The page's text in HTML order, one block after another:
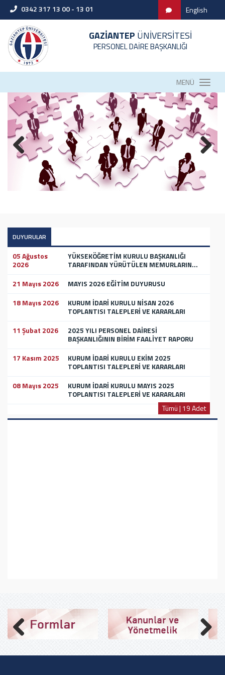
0342 317 13 00 - 13 01 English
GAZİANTEP ÜNİVERSİTESİ
PERSONEL DAİRE BAŞKANLIĞI
MENÜ
DUYURULAR
05 Ağustos
2026
YÜKSEKÖĞRETİM KURULU BAŞKANLIĞI
TARAFINDAN YÜRÜTÜLEN MEMURLARIN...
21 Mayıs 2026
MAYIS 2026 EĞİTİM DUYURUSU
18 Mayıs 2026
KURUM İDARİ KURULU NİSAN 2026
TOPLANTISI TALEPLERİ VE KARARLARI
11 Şubat 2026
2025 YILI PERSONEL DAİRESİ
BAŞKANLIĞININ BİRİM FAALİYET RAPORU
17 Kasım 2025
KURUM İDARİ KURULU EKİM 2025
TOPLANTISI TALEPLERİ VE KARARLARI
08 Mayıs 2025
KURUM İDARİ KURULU MAYIS 2025
TOPLANTISI TALEPLERİ VE KARARLARI
Tümü | 19 Adet